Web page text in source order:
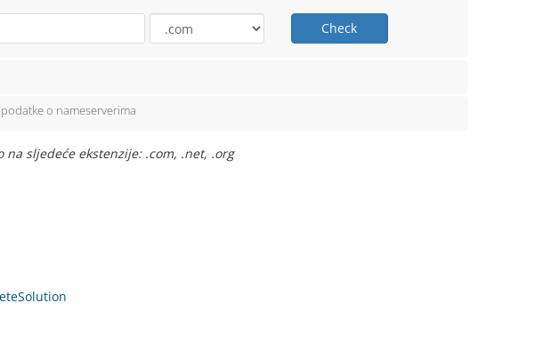
Check
o nameserverima
sljedeće ekstenzije: .com, .net, .org